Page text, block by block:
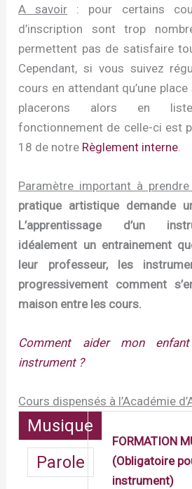
A savoir : pour certains
d’inscription sont trop
permettent pas de satisfaire
Cependant, si vous suivez
cours en attendant qu’une
placerons alors en
fonctionnement de celle-ci est
18 de notre Règlement interne
Paramètre important à
pratique artistique demande
L’apprentissage d’un
idéalement un entrainement
leur professeur, les
progressivement comment
maison entre les cours.
Comment aider mon
instrument ?
Cours dispensés à l’Académie
Musique
Parole
FORMATION
(Obligatoire
instrument)